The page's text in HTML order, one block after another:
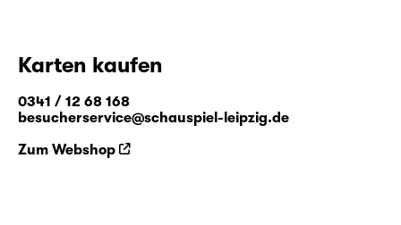
Karten kaufen
0341 / 12 68 168
besucherservice@schauspiel-leipzig.de
Zum Webshop